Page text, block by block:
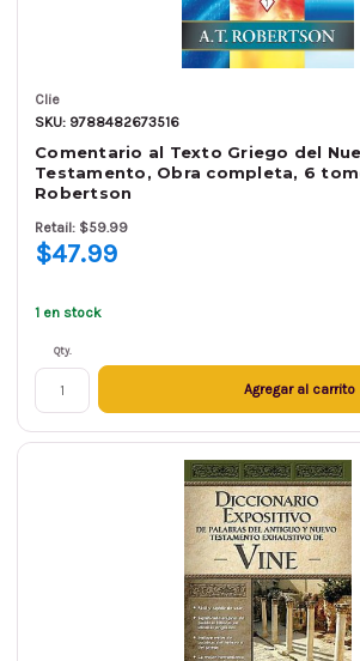
Clie
SKU: 9788482673516
Comentario al Texto Griego del
Testamento, Obra completa, 6
Robertson
Retail: $59.99
$47.99
1 en stock
Qty.
Agregar al carrito